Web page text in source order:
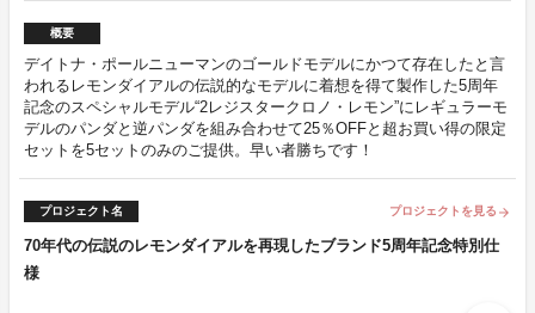
概要
デイトナ・ポールニューマンのゴールドモデルにかつて存在したと言
われるレモンダイアルの伝説的なモデルに着想を得て製作した5周年
記念のスペシャルモデル“2レジスタークロノ・レモン”にレギュラーモ
デルのパンダと逆パンダを組み合わせて25％OFFと超お買い得の限定
セットを5セットのみのご提供。早い者勝ちです！
プロジェクト名 プロジェクトを見る arrow_forward
70年代の伝説のレモンダイアルを再現したブランド5周年記念特別仕
様